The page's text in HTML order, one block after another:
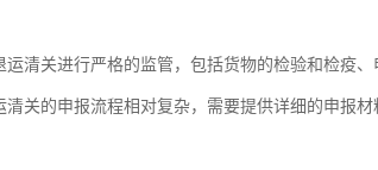
清关进行严格的监管，包括货物的检验和检疫
关的申报流程相对复杂，需要提供详细的申报